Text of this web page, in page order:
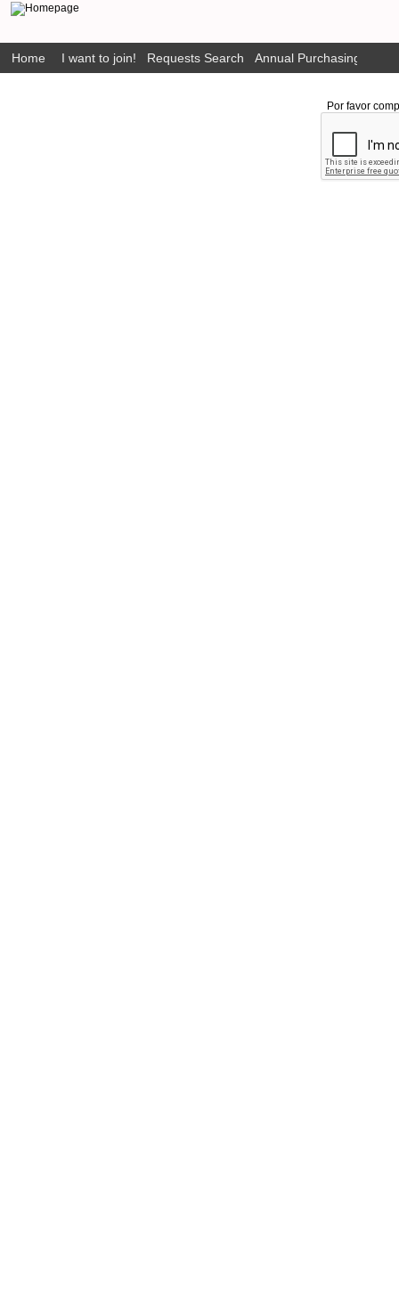
Home I want to join! Requests Search Annual Purchasing Plan
Por favor